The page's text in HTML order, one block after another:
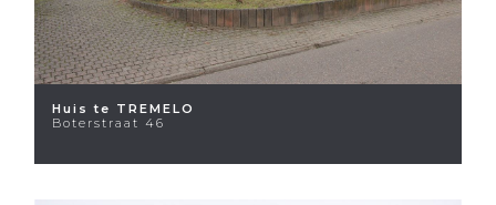
Huis te TREMELO
Boterstraat 46